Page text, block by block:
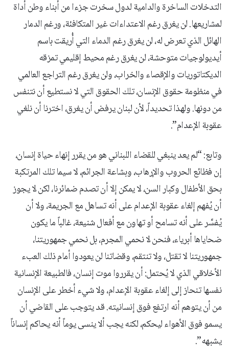
التدخلات الساخرة والدامية لدول سخرت جزءا من أبناء وطن أداة
لمشاريعها. لن يغرق رغم الاعتداءات غير المتكافئة، ورغم الدمار
الهائل الذي تعرض له، لن يغرق رغم الدماء التي أُريقت باسم
أيديولوجيات متوحشة، لن يغرق رغم محيط إقليمي تمزقه
الديكتاتوريات والإقصاء والخراب، ولن يغرق رغم التراجع العالمي
في منظومة حقوق الإنسان، تلك الحقوق التي لا نستطيع أن نتنفس
من دونها. ولهذا تحديداً، لأن لبنان يرفض أن يغرق، اخترنا أن نلغي
عقوبة الإعدام”.
وتابع: “لم يعد ينبغي للقضاء اللبناني هو من يقرر إنهاء حياة إنسان،
إن فظائع الحروب والإرهاب، وبشاعة الجرائم، لا سيما تلك المرتكبة
بحق الأطفال وكبار السن، لا يمكن إلا أن تصدم ضمائرنا، لكن لا يجوز
أن يُفهم إلغاء عقوبة الإعدام على أنه تساهل مع الجريمة، ولا أن
يُفسَّر على أنه تسامح أو تهاون مع أفعال شنيعة، غالباً ما يكون
ضحاياها أبرياء، فنحن لا نحمي المجرم، بل نحمي جمهوريتنا،
جمهوريتنا لا تقتل، ولا تنتقم، وقضاتنا لن يعودوا أمام ذلك العبء
الأخلاقي الذي لا يُحتمل: أن يقرروا موت إنسان، فالطبيعة الإنسانية
نفسها تنحاز إلى إلغاء عقوبة الإعدام، ولا شيء أخطر على الإنسان
من أن يتوهم أنه ارتفع فوق إنسانيته. قد يتوجب على القاضي أن
يسمو فوق الأهواء ليحكم، لكنه يجب ألا ينسى يوماً أنه يحاكم إنساناً
يشبهه”.